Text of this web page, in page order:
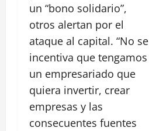
un “bono solidario”,
otros alertan por el
ataque al capital. “No se
incentiva que tengamos
un empresariado que
quiera invertir, crear
empresas y las
consecuentes fuentes